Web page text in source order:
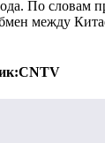
По словам
между
CNTV